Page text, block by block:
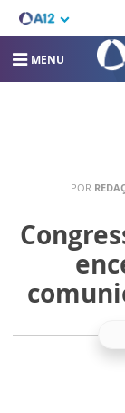
MENU
POR